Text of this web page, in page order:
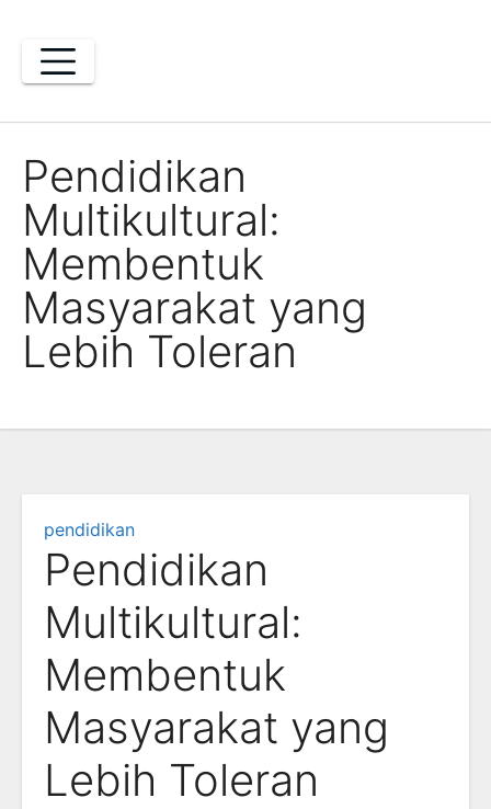
content
Pendidikan
Multikultural:
Membentuk
Masyarakat yang
Lebih Toleran
pendidikan
Pendidikan
Multikultural:
Membentuk
Masyarakat yang
Lebih Toleran